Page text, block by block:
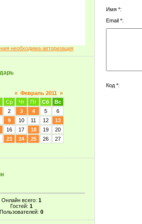
необходима авторизация
« Февраль 2011 »
Ср Чт Пт Сб
Вс
2 3 4 5
6
9 10 11 12
13
16 17 18 19
20
23 24 25 26
27
Онлайн всего: 1
Гостей: 1
Пользователей: 0
Имя *:
Email *:
Код *: